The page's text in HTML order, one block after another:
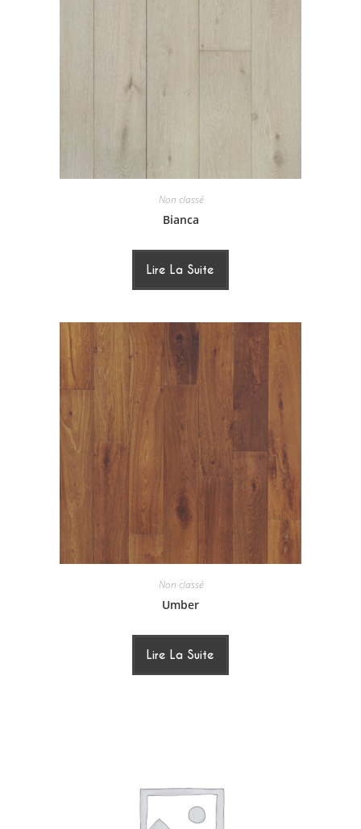
Non classé
Bianca
Lire La Suite
Non classé
Umber
Lire La Suite